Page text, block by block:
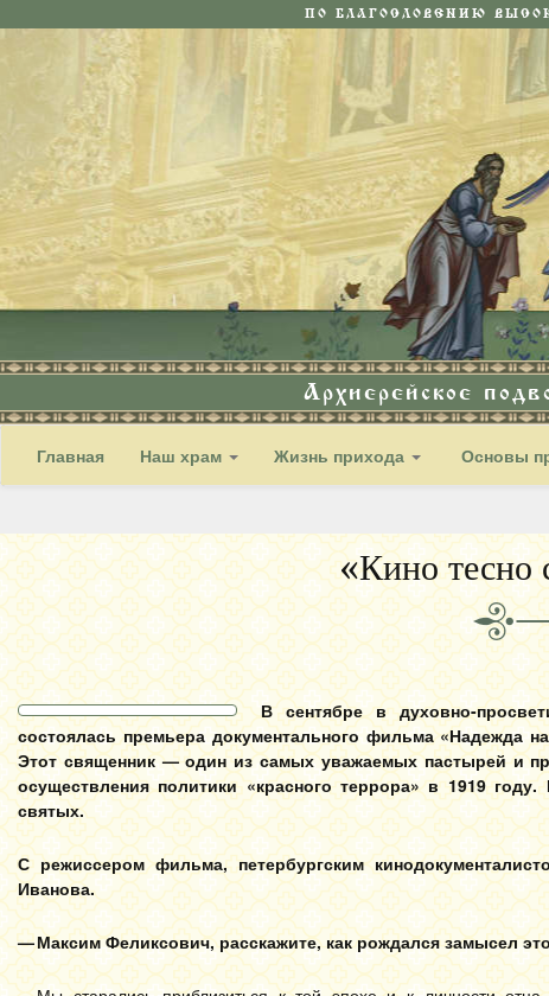
ПО БЛАГОСЛОВЕНИЮ
Архиерейское
Главная Наш храм Жизнь прихода Основы
«Кино тесно
В сентябре в духовно-
состоялась премьера документального фильма «Надежда
Этот священник — один из самых уважаемых пастырей и
осуществления политики «красного террора» в 1919
святых.
С режиссером фильма, петербургским
Иванова.
— Максим Феликсович, расскажите, как рождался замысел